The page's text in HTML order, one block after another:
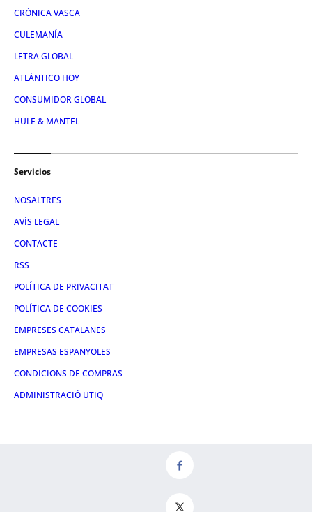
CRÓNICA VASCA
CULEMANÍA
LETRA GLOBAL
ATLÁNTICO HOY
CONSUMIDOR GLOBAL
HULE & MANTEL
Servicios
NOSALTRES
AVÍS LEGAL
CONTACTE
RSS
POLÍTICA DE PRIVACITAT
POLÍTICA DE COOKIES
EMPRESES CATALANES
EMPRESAS ESPANYOLES
CONDICIONS DE COMPRAS
ADMINISTRACIÓ UTIQ